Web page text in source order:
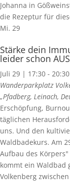
Johanna in
die Rezeptur für
Mi. 29
Stärke dein
leider schon
Juli 29 | 17:30 - 20:30
Wanderparkplatz
„Pfadberg, Leinach,
Erschöpfung,
täglichen
uns. Und den
Waldbadekurs. Am
Aufbau des
kommt ein Waldbad
Volkenberg